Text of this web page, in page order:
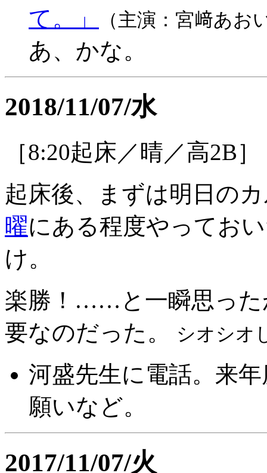
て。」
（主演：宮﨑あお
あ、かな。
2018/11/07/水
［8:20起床／晴／高2B］
起床後、まずは明日の
曜にある程度やってお
け。
楽勝！……と一瞬思った
要なのだった。
シオシオ
河盛先生に電話。来
願いなど。
2017/11/07/火